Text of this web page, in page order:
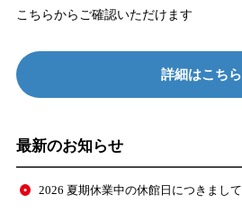
こちらからご確認いただけます
詳細はこちら
最新のお知らせ
2026 夏期休業中の休館日につきまして